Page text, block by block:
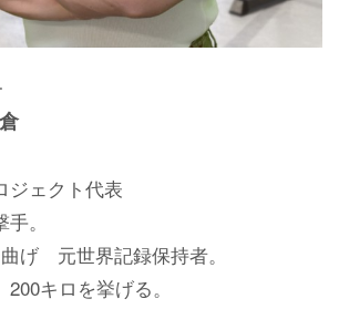
ジェクト代表
。
げ 元世界記録保持者。
キロを挙げる。